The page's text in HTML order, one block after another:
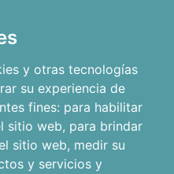
y otras tecnologías
su experiencia de
fines: para habilitar
sitio web, para brindar
sitio web, medir su
y servicios y